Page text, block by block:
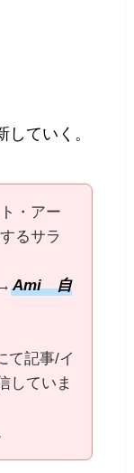
ていく。
・アー
るサラ
Ami 自
て記事/イ
していま